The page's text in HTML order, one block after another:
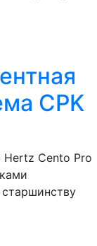
CPK
Hertz Cento Pro
старшинству